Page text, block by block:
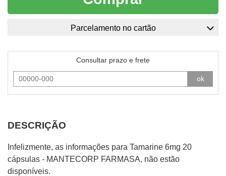
Parcelamento no cartão
Consultar prazo e frete
ok
DESCRIÇÃO
Infelizmente, as informações para Tamarine 6mg 20
cápsulas - MANTECORP FARMASA, não estão
disponíveis.